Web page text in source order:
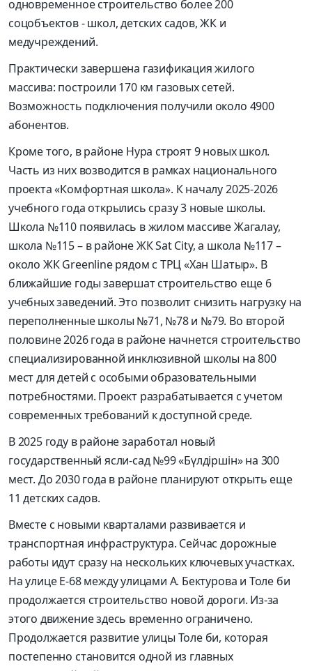
одновременное строительство более 200
соцобъектов - школ, детских садов, ЖК и
медучреждений.
Практически завершена газификация жилого
массива: построили 170 км газовых сетей.
Возможность подключения получили около 4900
абонентов.
Кроме того, в районе Нура строят 9 новых школ.
Часть из них возводится в рамках национального
проекта «Комфортная школа». К началу 2025-2026
учебного года открылись сразу 3 новые школы.
Школа №110 появилась в жилом массиве Жагалау,
школа №115 – в районе ЖК Sat City, а школа №117 –
около ЖК Greenline рядом с ТРЦ «Хан Шатыр». В
ближайшие годы завершат строительство еще 6
учебных заведений. Это позволит снизить нагрузку на
переполненные школы №71, №78 и №79. Во второй
половине 2026 года в районе начнется строительство
специализированной инклюзивной школы на 800
мест для детей с особыми образовательными
потребностями. Проект разрабатывается с учетом
современных требований к доступной среде.
В 2025 году в районе заработал новый
государственный ясли-сад №99 «Бүлдіршін» на 300
мест. До 2030 года в районе планируют открыть еще
11 детских садов.
Вместе с новыми кварталами развивается и
транспортная инфраструктура. Сейчас дорожные
работы идут сразу на нескольких ключевых участках.
На улице Е-68 между улицами А. Бектурова и Толе би
продолжается строительство новой дороги. Из-за
этого движение здесь временно ограничено.
Продолжается развитие улицы Толе би, которая
постепенно становится одной из главных